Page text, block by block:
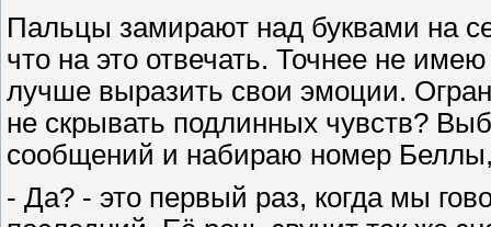
Пальцы замирают над буквами на
что на это отвечать. Точнее не
лучше выразить свои эмоции.
не скрывать подлинных чувств?
сообщений и набираю номер Беллы,
- Да? - это первый раз, когда мы